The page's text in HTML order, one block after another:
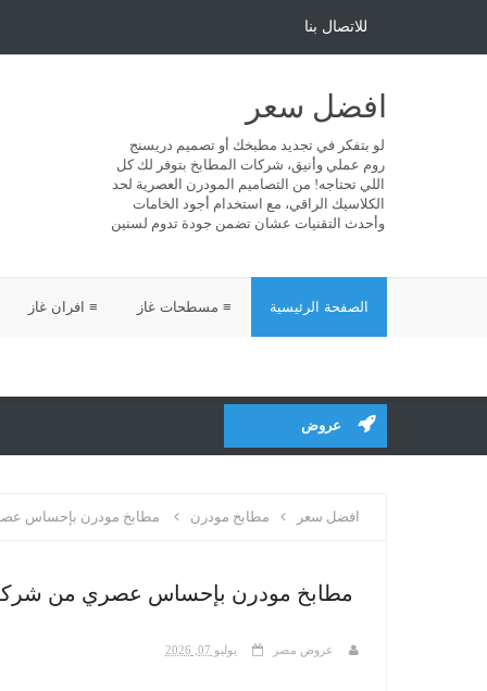
للاتصال بنا
افضل سعر
لو بتفكر في تجديد مطبخك أو تصميم دريسنج
روم عملي وأنيق، شركات المطابخ بتوفر لك كل
اللي تحتاجه! من التصاميم المودرن العصرية لحد
الكلاسيك الراقي، مع استخدام أجود الخامات
وأحدث التقنيات عشان تضمن جودة تدوم لسنين
الصفحة الرئيسية ≡ مسطحات غاز ≡ افران غاز
عروض
افضل سعر مطابخ مودرن مطابخ مودرن بإحساس
مطابخ مودرن بإحساس عصري من شركة
عروض مصر يوليو 07, 2026